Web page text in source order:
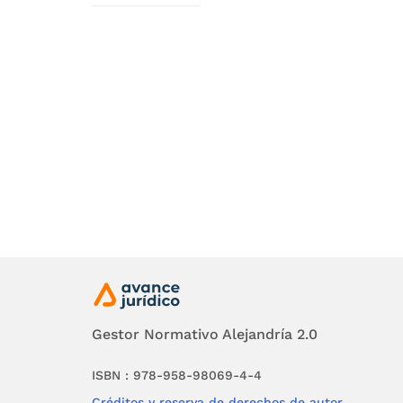
Gestor Normativo Alejandría 2.0
ISBN : 978-958-98069-4-4